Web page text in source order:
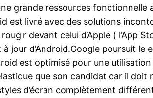
grande ressources
est livré avec des solutions
devant celui d’Apple (
à jour d’Android.Google poursuit
est optimisé pour une
que son candidat car il doit
d’écran complètement